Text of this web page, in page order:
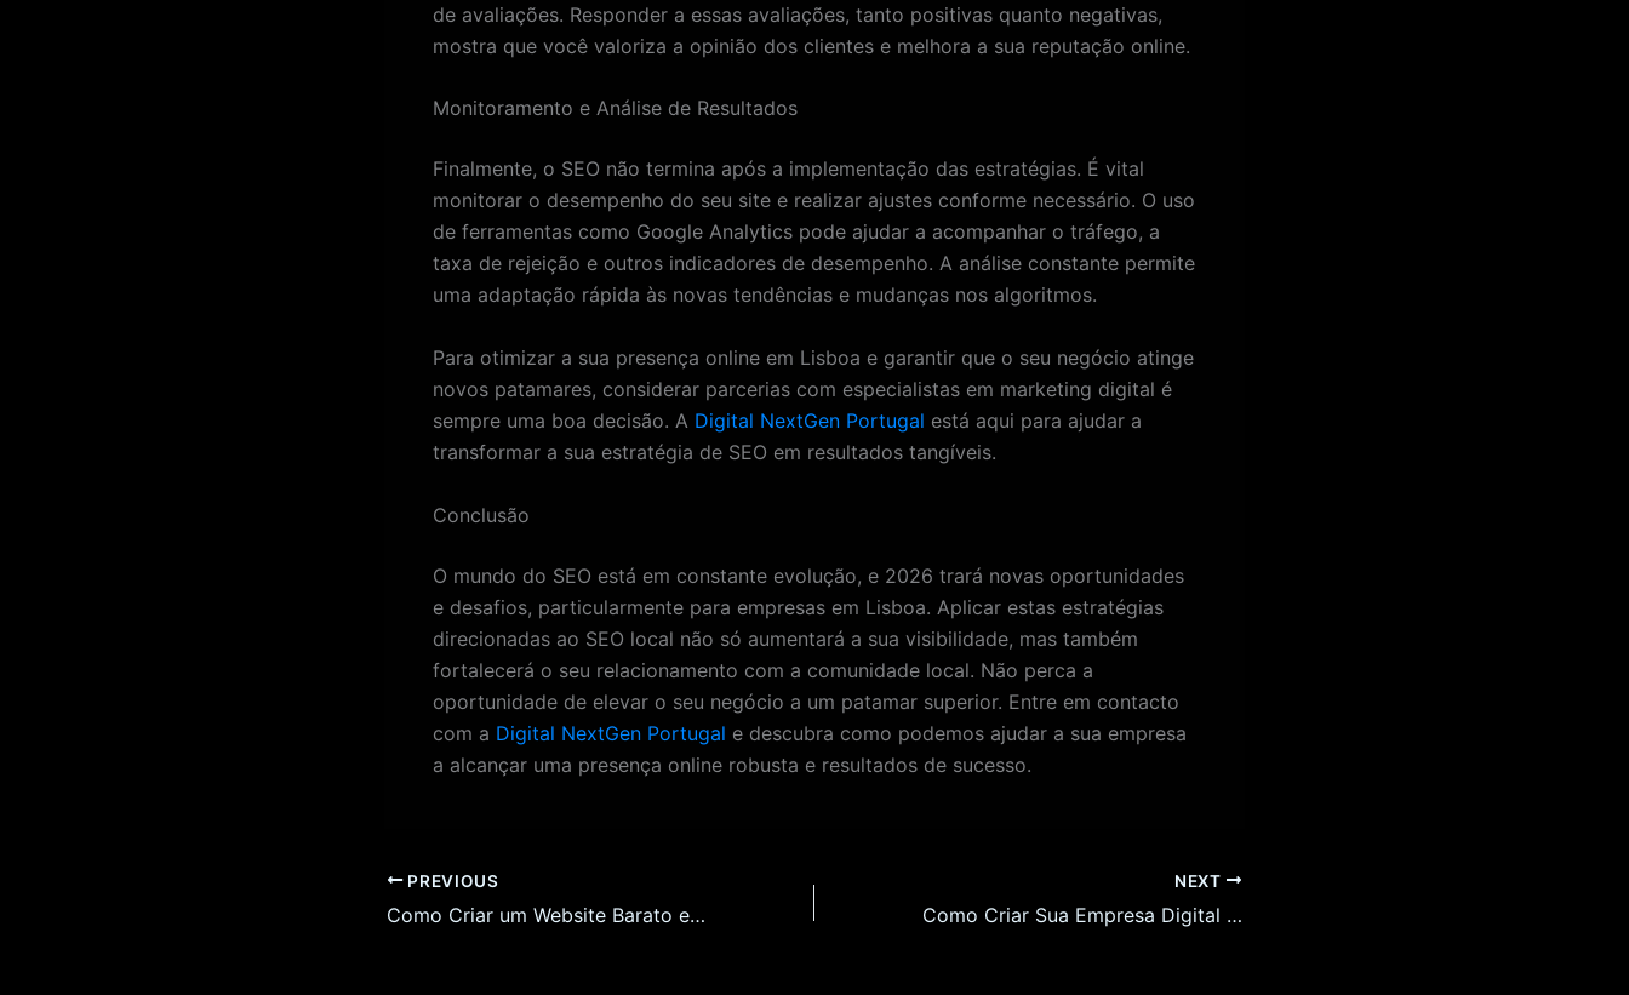
de avaliações. Responder a essas avaliações, tanto positivas quanto negativas,
mostra que você valoriza a opinião dos clientes e melhora a sua reputação online.
Monitoramento e Análise de Resultados
Finalmente, o SEO não termina após a implementação das estratégias. É vital
monitorar o desempenho do seu site e realizar ajustes conforme necessário. O uso
de ferramentas como Google Analytics pode ajudar a acompanhar o tráfego, a
taxa de rejeição e outros indicadores de desempenho. A análise constante permite
uma adaptação rápida às novas tendências e mudanças nos algoritmos.
Para otimizar a sua presença online em Lisboa e garantir que o seu negócio atinge
novos patamares, considerar parcerias com especialistas em marketing digital é
sempre uma boa decisão. A Digital NextGen Portugal está aqui para ajudar a
transformar a sua estratégia de SEO em resultados tangíveis.
Conclusão
O mundo do SEO está em constante evolução, e 2026 trará novas oportunidades
e desafios, particularmente para empresas em Lisboa. Aplicar estas estratégias
direcionadas ao SEO local não só aumentará a sua visibilidade, mas também
fortalecerá o seu relacionamento com a comunidade local. Não perca a
oportunidade de elevar o seu negócio a um patamar superior. Entre em contacto
com a Digital NextGen Portugal e descubra como podemos ajudar a sua empresa
a alcançar uma presença online robusta e resultados de sucesso.
PREVIOUS
Como Criar um Website Barato em Valença: Guia Completo para Pequenos Negócios em 2026
NEXT
Como Criar Sua Empresa Digital em Aveiro: Guia Completo para 2026